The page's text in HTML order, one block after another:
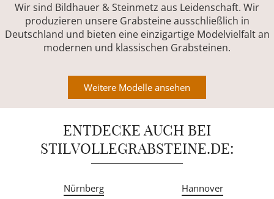
Wir sind Bildhauer & Steinmetz aus Leidenschaft. Wir
produzieren unsere Grabsteine ausschließlich in
Deutschland und bieten eine einzigartige Modelvielfalt an
modernen und klassischen Grabsteinen.
Weitere Modelle ansehen
ENTDECKE AUCH BEI
STILVOLLEGRABSTEINE.DE:
Nürnberg Hannover